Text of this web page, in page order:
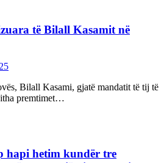
të Bilall Kasamit në
Bilall Kasami, gjatë mandatit të tij të
premtimet…
hapi hetim kundër tre